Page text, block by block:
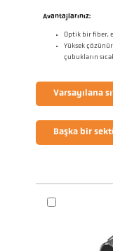
Avantajlarınız:
Optik bir fiber,
Yüksek
çubukların
Varsayılana
Başka bir